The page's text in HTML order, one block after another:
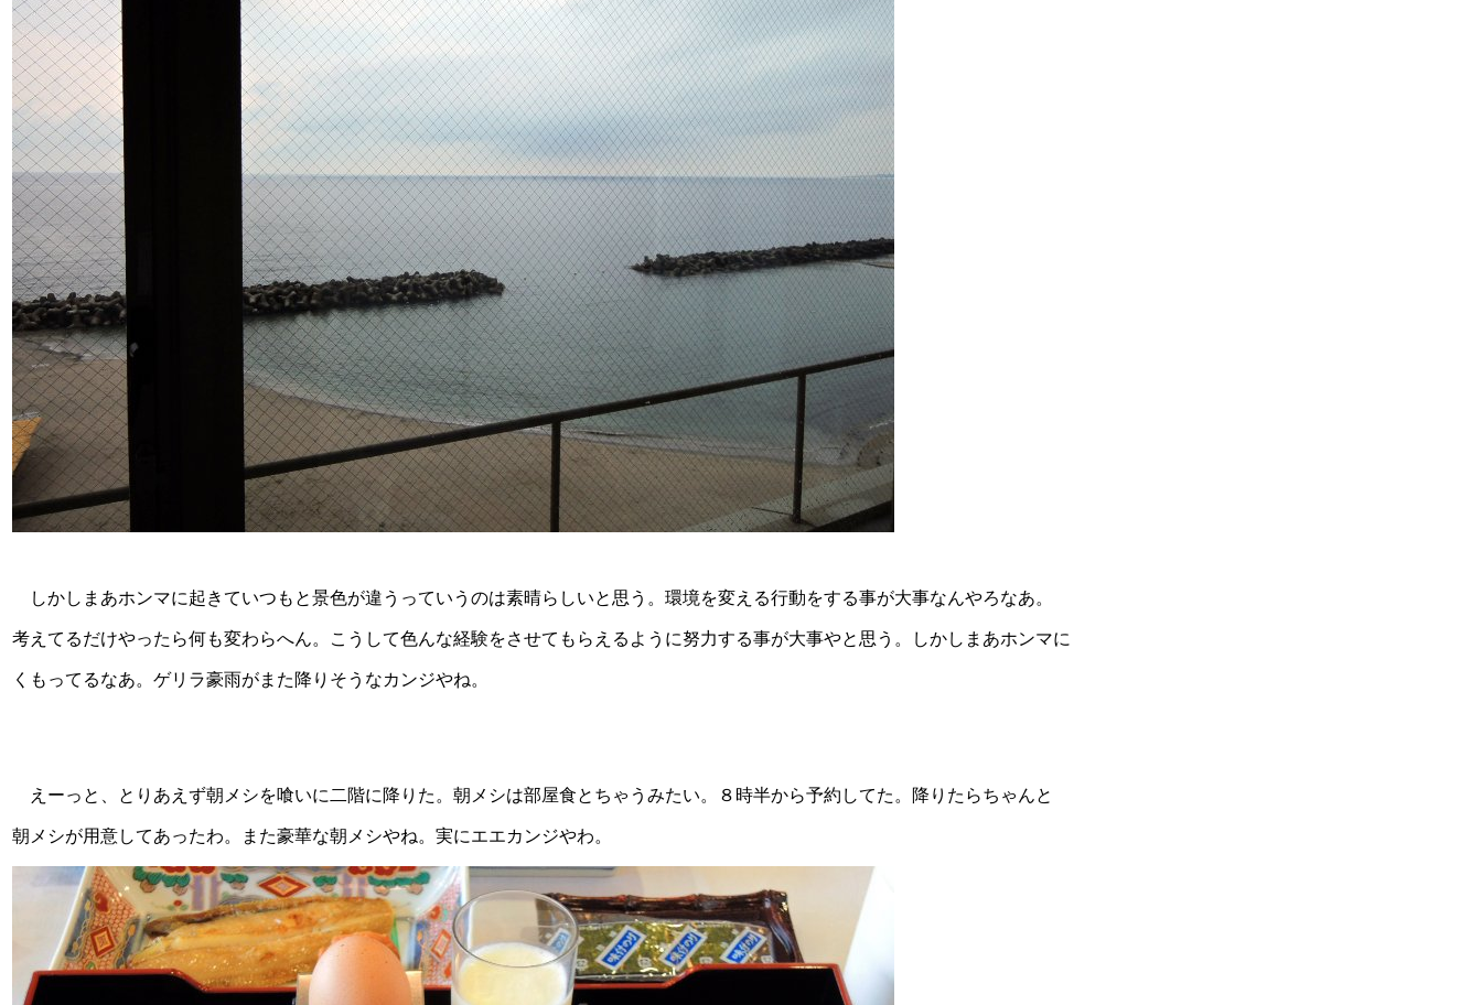
しかしまあホンマに起きていつもと景色が違うっていうのは素晴らしいと思う。環境を変える行動をする事が大事なんやろなあ。
考えてるだけやったら何も変わらへん。こうして色んな経験をさせてもらえるように努力する事が大事やと思う。しかしまあホンマに
くもってるなあ。ゲリラ豪雨がまた降りそうなカンジやね。
えーっと、とりあえず朝メシを喰いに二階に降りた。朝メシは部屋食とちゃうみたい。８時半から予約してた。降りたらちゃんと
朝メシが用意してあったわ。また豪華な朝メシやね。実にエエカンジやわ。